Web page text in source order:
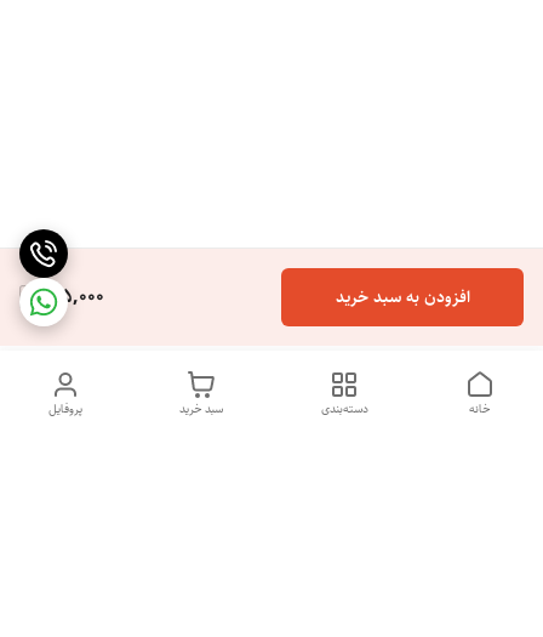
165,000 افزودن به سبد خرید
پروفایل سبد خرید دسته‌بندی خانه